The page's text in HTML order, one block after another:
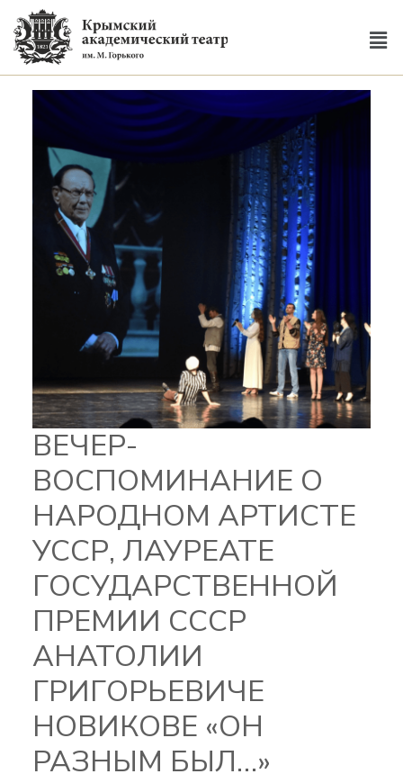
ВЕЧЕР-
ВОСПОМИНАНИЕ О
НАРОДНОМ АРТИСТЕ
УССР, ЛАУРЕАТЕ
ГОСУДАРСТВЕННОЙ
ПРЕМИИ СССР
АНАТОЛИИ
ГРИГОРЬЕВИЧЕ
НОВИКОВЕ «ОН
РАЗНЫМ БЫЛ…»